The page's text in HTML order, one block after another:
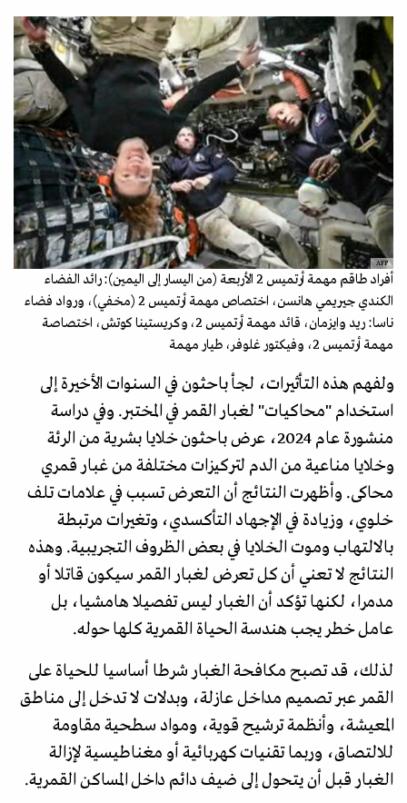
AFP
أفراد طاقم مهمة أرتميس 2 الأربعة (من اليسار إلى اليمين): رائد الفضاء
الكندي جيريمي هانسن، اختصاص مهمة أرتميس 2 (مخفي)، ورواد فضاء
ناسا: ريد وايزمان، قائد مهمة أرتميس 2، وكريستينا كوتش، اختصاصة
مهمة أرتميس 2، وفيكتور غلوفر، طيار مهمة
ولفهم هذه التأثيرات، لجأ باحثون في السنوات الأخيرة إلى
استخدام "محاكيات" لغبار القمر في المختبر. وفي دراسة
منشورة عام 2024، عرض باحثون خلايا بشرية من الرئة
وخلايا مناعية من الدم لتركيزات مختلفة من غبار قمري
محاكى. وأظهرت النتائج أن التعرض تسبب في علامات تلف
خلوي، وزيادة في الإجهاد التأكسدي، وتغيرات مرتبطة
بالالتهاب وموت الخلايا في بعض الظروف التجريبية. وهذه
النتائج لا تعني أن كل تعرض لغبار القمر سيكون قاتلا أو
مدمرا، لكنها تؤكد أن الغبار ليس تفصيلا هامشيا، بل
عامل خطر يجب هندسة الحياة القمرية كلها حوله.
لذلك، قد تصبح مكافحة الغبار شرطا أساسيا للحياة على
القمر عبر تصميم مداخل عازلة، وبدلات لا تدخل إلى مناطق
المعيشة، وأنظمة ترشيح قوية، ومواد سطحية مقاومة
للالتصاق، وربما تقنيات كهربائية أو مغناطيسية لإزالة
الغبار قبل أن يتحول إلى ضيف دائم داخل المساكن القمرية.